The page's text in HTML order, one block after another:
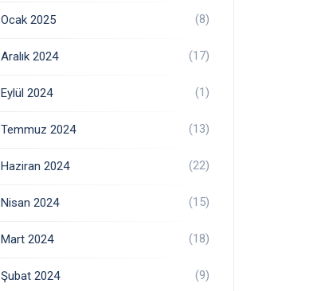
Ocak 2025 (8)
Aralık 2024 (17)
Eylül 2024 (1)
Temmuz 2024 (13)
Haziran 2024 (22)
Nisan 2024 (15)
Mart 2024 (18)
Şubat 2024 (9)